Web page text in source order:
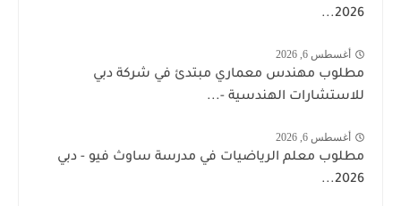
2026...
أغسطس 6, 2026
مطلوب مهندس معماري مبتدئ في شركة دبي
للاستشارات الهندسية -...
أغسطس 6, 2026
مطلوب معلم الرياضيات في مدرسة ساوث فيو - دبي
2026...